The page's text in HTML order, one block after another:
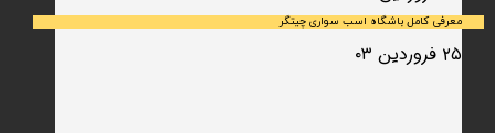
معرفی کامل باشگاه اسب سواری چیتگر
۲۵ فروردین ۰۳